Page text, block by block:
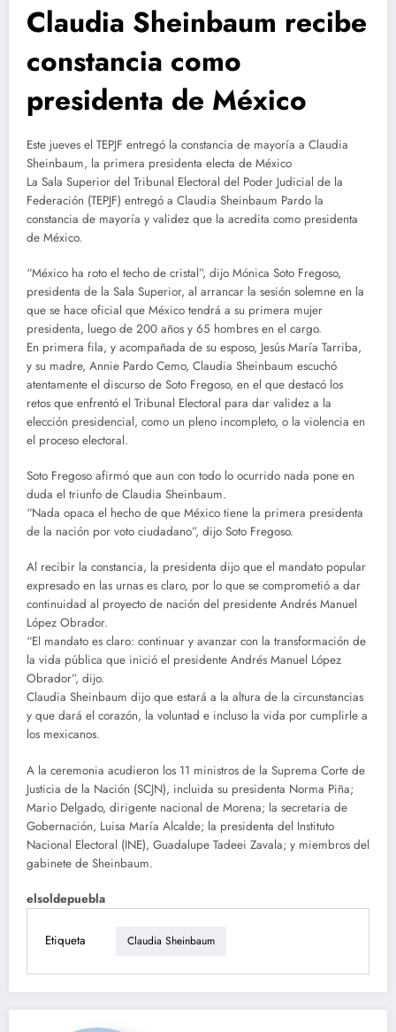
Claudia Sheinbaum recibe
constancia como
presidenta de México
Este jueves el TEPJF entregó la constancia de mayoría a Claudia
Sheinbaum, la primera presidenta electa de México
La Sala Superior del Tribunal Electoral del Poder Judicial de la
Federación (TEPJF) entregó a Claudia Sheinbaum Pardo la
constancia de mayoría y validez que la acredita como presidenta
de México.
“México ha roto el techo de cristal”, dijo Mónica Soto Fregoso,
presidenta de la Sala Superior, al arrancar la sesión solemne en la
que se hace oficial que México tendrá a su primera mujer
presidenta, luego de 200 años y 65 hombres en el cargo.
En primera fila, y acompañada de su esposo, Jesús María Tarriba,
y su madre, Annie Pardo Cemo, Claudia Sheinbaum escuchó
atentamente el discurso de Soto Fregoso, en el que destacó los
retos que enfrentó el Tribunal Electoral para dar validez a la
elección presidencial, como un pleno incompleto, o la violencia en
el proceso electoral.
Soto Fregoso afirmó que aun con todo lo ocurrido nada pone en
duda el triunfo de Claudia Sheinbaum.
“Nada opaca el hecho de que México tiene la primera presidenta
de la nación por voto ciudadano”, dijo Soto Fregoso.
Al recibir la constancia, la presidenta dijo que el mandato popular
expresado en las urnas es claro, por lo que se comprometió a dar
continuidad al proyecto de nación del presidente Andrés Manuel
López Obrador.
“El mandato es claro: continuar y avanzar con la transformación de
la vida pública que inició el presidente Andrés Manuel López
Obrador”, dijo.
Claudia Sheinbaum dijo que estará a la altura de la circunstancias
y que dará el corazón, la voluntad e incluso la vida por cumplirle a
los mexicanos.
A la ceremonia acudieron los 11 ministros de la Suprema Corte de
Justicia de la Nación (SCJN), incluida su presidenta Norma Piña;
Mario Delgado, dirigente nacional de Morena; la secretaria de
Gobernación, Luisa María Alcalde; la presidenta del Instituto
Nacional Electoral (INE), Guadalupe Tadeei Zavala; y miembros del
gabinete de Sheinbaum.
elsoldepuebla
Etiqueta Claudia Sheinbaum